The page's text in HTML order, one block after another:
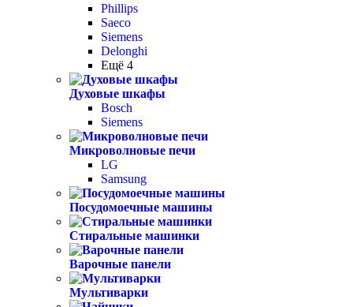
Phillips
Saeco
Siemens
Delonghi
Ещё 4
Духовые шкафы
Bosch
Siemens
Микроволновые печи
LG
Samsung
Посудомоечные машины
Стиральные машинки
Варочные панели
Мультиварки